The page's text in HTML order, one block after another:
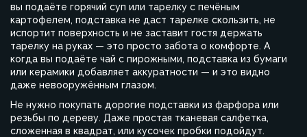
вы подаёте горячий суп или тарелку с печёным
картофелем, подставка не даст тарелке скользить, не
испортит поверхность и не заставит гостя держать
тарелку на руках — это просто забота о комфорте. А
когда вы подаёте чай с пирожными, подставка из бумаги
или керамики добавляет аккуратности — и это видно
даже невооружённым глазом.
Не нужно покупать дорогие подставки из фарфора или
резьбы по дереву. Даже простая тканевая салфетка,
сложенная в квадрат, или кусочек пробки подойдут.